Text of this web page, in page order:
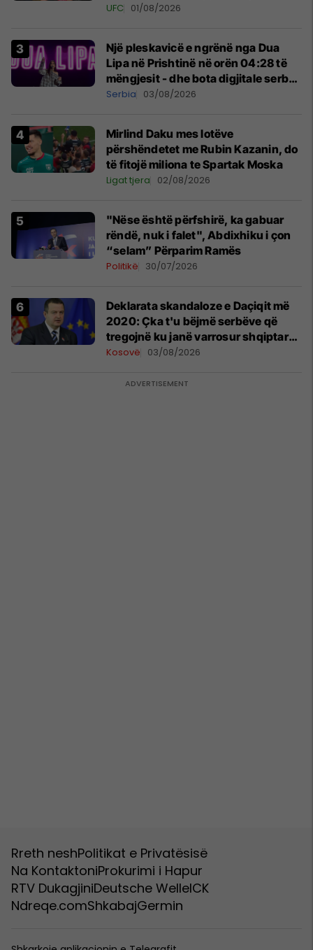
tribunat
UFC 01/08/2026
Një pleskavicë e ngrënë nga Dua
Lipa në Prishtinë në orën 04:28 të
mëngjesit - dhe bota digjitale serbe
shpall gjendjen e luftës
Serbia 03/08/2026
Mirlind Daku mes lotëve
përshëndetet me Rubin Kazanin, do
të fitojë miliona te Spartak Moska
Ligat tjera 02/08/2026
"Nëse është përfshirë, ka gabuar
rëndë, nuk i falet", Abdixhiku i çon
“selam” Përparim Ramës
Politikë 30/07/2026
​Deklarata skandaloze e Daçiqit më
2020: Çka t'u bëjmë serbëve që
tregojnë ku janë varrosur shqiptarët
në Serbi
Kosovë 03/08/2026
Rreth neshPolitikat e Privatësisë
Na KontaktoniProkurimi i Hapur
RTV DukagjiniDeutsche WelleICK
Ndreqe.comShkabajGermin